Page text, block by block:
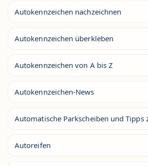
Autokennzeichen nachzeichnen
Autokennzeichen überkleben
Autokennzeichen von A bis Z
Autokennzeichen-News
Automatische Parkscheiben und Tipps
Autoreifen